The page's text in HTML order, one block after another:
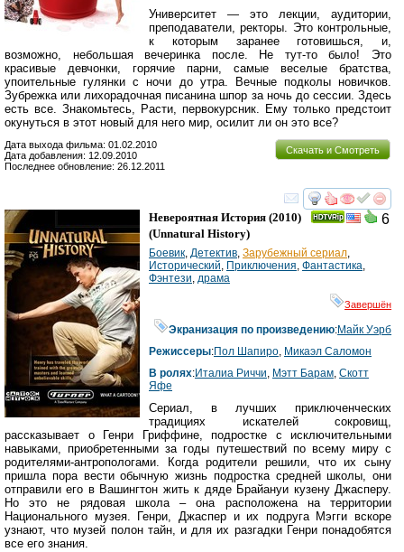
Университет — это лекции, аудитории,
преподаватели, ректоры. Это контрольные,
к которым заранее готовишься, и,
возможно, небольшая вечеринка после. Не тут-то было! Это
красивые девчонки, горячие парни, самые веселые братства,
упоительные гулянки с ночи до утра. Вечные подколы новичков.
Зубрежка или лихорадочная писанина шпор за ночь до сессии. Здесь
есть все. Знакомьтесь, Расти, первокурсник. Ему только предстоит
окунуться в этот новый для него мир, осилит ли он это все?
Скачать и Смотреть
Дата выхода фильма: 01.02.2010
Дата добавления: 12.09.2010
Последнее обновление: 26.12.2011
смотреть
6
Невероятная История (2010)
(Unnatural History)
Боевик, Детектив, Зарубежный сериал,
Исторический, Приключения, Фантастика,
Фэнтези, драма
Завершён
Экранизация по произведению:Майк Уэрб
Режиссеры:Пол Шапиро, Микаэл Саломон
В ролях:Италиа Риччи, Мэтт Барам, Скотт
Яфе
Сериал, в лучших приключенческих
традициях искателей сокровищ,
рассказывает о Генри Гриффине, подростке с исключительными
навыками, приобретенными за годы путешествий по всему миру с
родителями-антропологами. Когда родители решили, что их сыну
пришла пора вести обычную жизнь подростка средней школы, они
отправили его в Вашингтон жить к дяде Брайануи кузену Джасперу.
Но это не рядовая школа – она расположена на территории
Национального музея. Генри, Джаспер и их подруга Мэгги вскоре
узнают, что музей полон тайн, и для их разгадки Генри понадобятся
все его знания.